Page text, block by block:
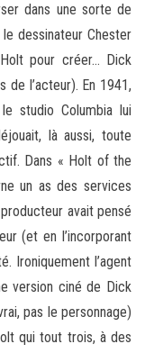
dans une sorte de
dessinateur Chester
pour créer… Dick
de l’acteur). En 1941,
studio Columbia lui
là aussi, toute
Dans « Holt of the
un as des services
avait pensé
(et en l’incorporant
Ironiquement l’agent
version ciné de Dick
pas le personnage)
qui tout trois, à des